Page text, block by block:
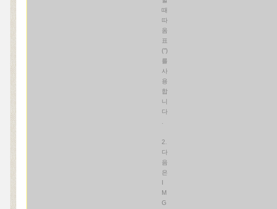
때
따
옴
표
(")
를
사
용
합
니
다
.
2.
다
음
은
M
G